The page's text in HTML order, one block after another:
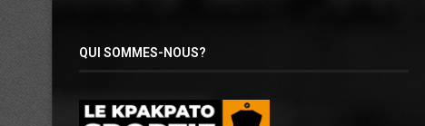
QUI SOMMES-NOUS?